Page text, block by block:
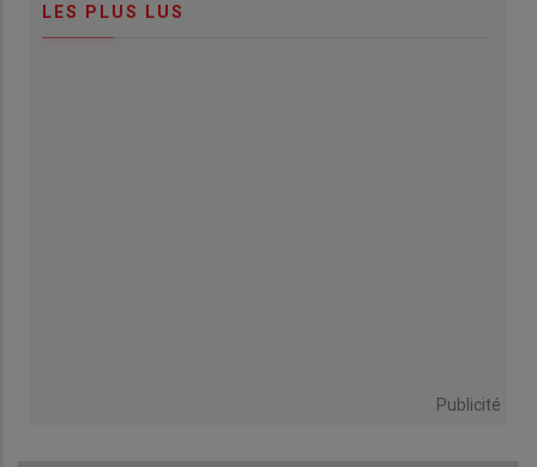
LES PLUS LUS
Publicité